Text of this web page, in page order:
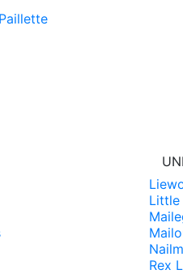
Little
Rex